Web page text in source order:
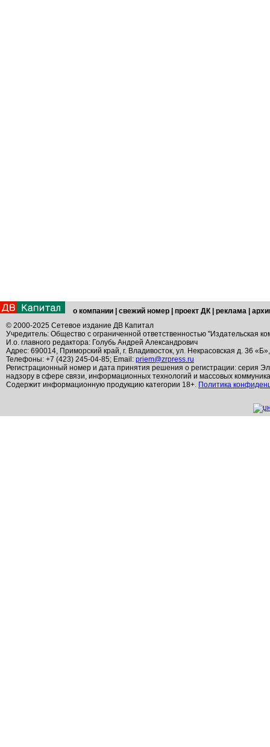
о компании свежий номер проект ДК реклама
© 2000-2025 Сетевое издание ДВ Капитал
Учредитель: Общество с ограниченной ответственностью "Издательская
И.о. главного редактора: Голубь Андрей Александрович
Адрес: 690014, Приморский край, г. Владивосток, ул. Некрасовская д. 36
Телефоны: +7 (423) 245-04-85; Email: priem@zrpress.ru
Регистрационный номер и дата принятия решения о регистрации: серия
надзору в сфере связи, информационных технологий и массовых
Содержит информационную продукцию категории 18+. Политика